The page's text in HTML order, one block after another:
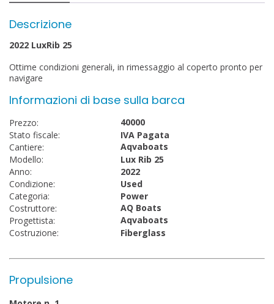
Descrizione
2022 LuxRib 25
Ottime condizioni generali, in rimessaggio al coperto pronto per
navigare
Informazioni di base sulla barca
Prezzo:
40000
Stato fiscale:
IVA Pagata
Cantiere:
Aqvaboats
Modello:
Lux Rib 25
Anno:
2022
Condizione:
Used
Categoria:
Power
Costruttore:
AQ Boats
Progettista:
Aqvaboats
Costruzione:
Fiberglass
Propulsione